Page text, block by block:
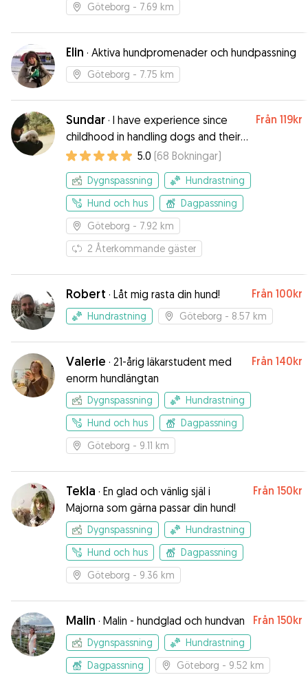
Göteborg - 7.69 km
Elin · Aktiva hundpromenader och hundpassning
Göteborg - 7.75 km
Sundar · I have experience since
childhood in handling dogs and their
temperaments.
Från 119kr
5.0 (68 Bokningar)
Dygnspassning
Hundrastning
Hund och hus
Dagpassning
Göteborg - 7.92 km
2 Återkommande gäster
Robert · Låt mig rasta din hund! Från 100kr
Hundrastning Göteborg - 8.57 km
Valerie · 21-årig läkarstudent med
enorm hundlängtan
Från 140kr
Dygnspassning
Hundrastning
Hund och hus
Dagpassning
Göteborg - 9.11 km
Tekla · En glad och vänlig själ i
Majorna som gärna passar din hund!
Från 150kr
Dygnspassning
Hundrastning
Hund och hus
Dagpassning
Göteborg - 9.36 km
Malin · Malin - hundglad och hundvan Från 150kr
Dygnspassning
Hundrastning
Dagpassning
Göteborg - 9.52 km